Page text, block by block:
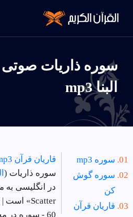
سوره ذاريات
البنا mp3
سوره mp3
سوره گوش
کن
قاریان قرآن
قاریان قرآن mp3
سوره ذاريات (
60 - سوره در